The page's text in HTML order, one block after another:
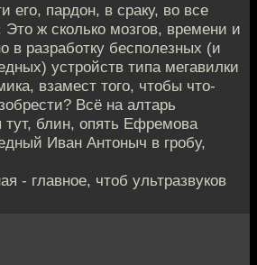
его, пардон, в сраку, во все
Это ж сколько мозгов, времени и
в разработку бесполезных (и
устройств типа мегавилки
взамест того, чтобы что-
Всё на алтарь
тут, блин, опять Ефремова
Иван Антоныч в гробу,
- главное, чтоб ультразвуков